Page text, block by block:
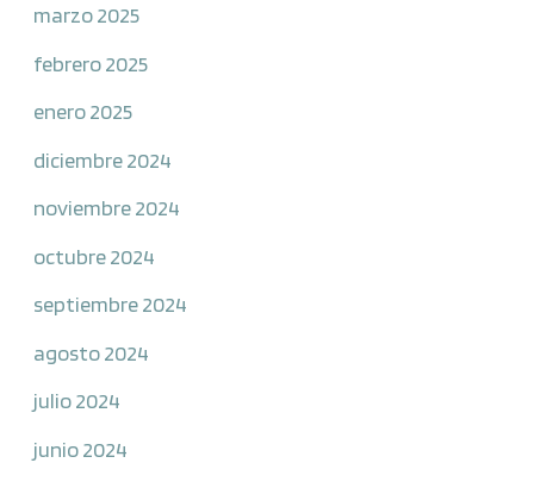
marzo 2025
febrero 2025
enero 2025
diciembre 2024
noviembre 2024
octubre 2024
septiembre 2024
agosto 2024
julio 2024
junio 2024